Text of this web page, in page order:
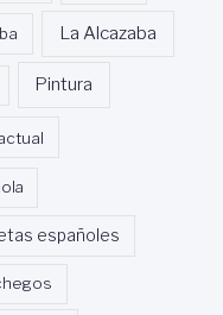
La Alcazaba
Pintura
españoles